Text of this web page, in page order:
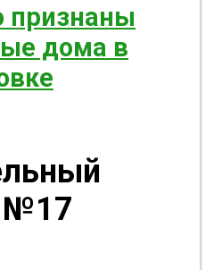
признаны
дома в
№17